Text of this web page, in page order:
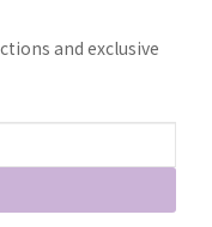
and exclusive